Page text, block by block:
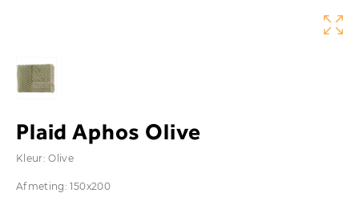
Plaid Aphos Olive
Kleur: Olive
Afmeting: 150x200